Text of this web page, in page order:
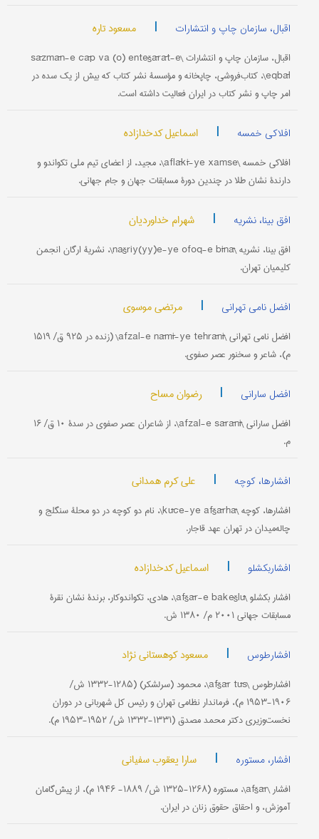
اقبال، سازمان چاپ و انتشارات | مسعود تاره
اقبال، سازمان چاپ و انتشارات \sāzmān-e čāp va (o) entešārāt-e
eqbāl\، کتاب‌فروشی، چاپخانه و مؤسسۀ نشر کتاب که بیش از یک سده در
امر چاپ و نشر کتاب در ایران فعالیت داشته است.
افلاکی خمسه | اسماعیل کدخدازاده
افلاکی خمسه \aflākī-ye xamse\، مجید، از اعضای تیم ملی تکواندو و
دارندۀ نشان طلا در چندین دورۀ مسابقات جهان و جام جهانی.
افق بینا، نشریه | شهرام خداوردیان
افق بینا، نشریه \našriy(yy)e-ye ofoq-e bīnā\، نشریۀ ارگان انجمن
کلیمیان تهران.
افضل نامی تهرانی | مرتضی موسوی
افضل نامی تهرانی \afzal-e nāmī-ye tehrānī\ (زنده در ۹۲۵ ق/ ۱۵۱۹
م)، شاعر و سخنور عصر صفوی.
افضل سارانی | رضوان مساح
افضل سارانی \afzal-e sārānī\، از شاعران عصر صفوی در سدۀ ۱۰ ق/ ۱۶
م.
افشارها، کوچه | علی کرم همدانی
افشارها، کوچه \kūče-ye afšārhā\، نام دو کوچه در دو محلۀ سنگلج و
چاله‌میدان در تهران عهد قاجار.
افشاربکشلو | اسماعیل کدخدازاده
افشار بکشلو \afšār-e bakešlū\، هادی، تکواندوکار، برندۀ نشان نقرۀ
مسابقات جهانی ۲۰۰۱ م/ ۱۳۸۰ ش.
افشارطوس | مسعود کوهستانی نژاد
افشار‌طوس \afšār tūs\، محمود (سرلشکر) (۱۲۸۵-۱۳۳۲ ش/
۱۹۰۶-۱۹۵۳ م)، فرماندار نظامی تهران و رئیس کل شهربانی در دوران
نخست‌وزیری دکتر محمد مصدق (۱۳۳۱-۱۳۳۲ ش/ ۱۹۵۲-۱۹۵۳ م).
افشار، مستوره | سارا یعقوب سفیانی
افشار \afšār\، مستوره (۱۲۶۸-۱۳۲۵ ش/ ۱۸۸۹- ۱۹۴۶ م)، از پیش‌گامان
آموزش، و احقاق حقوق زنان در ایران.